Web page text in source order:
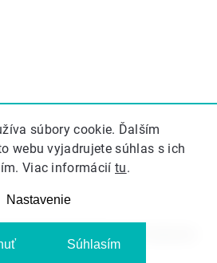
súbory cookie. Ďalším
webu vyjadrujete súhlas s ich
Viac informácií tu.
Nastavenie
Súhlasím